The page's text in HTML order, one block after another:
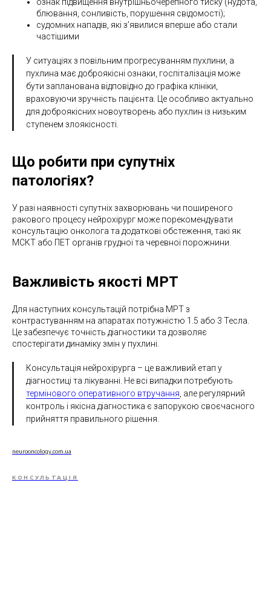
блювання, сонливість, порушення свідомості);
судомних нападів, які з’явилися вперше або стали
частішими
У ситуаціях з повільним прогресуванням пухлини, а
пухлина має доброякісні ознаки, госпіталізація може
бути запланована відповідно до графіка клініки,
враховуючи зручність пацієнта. Це особливо актуально
для доброякісних новоутворень або пухлин із низьким
ступенем злоякісності.
Що робити при супутніх
патологіях?
У разі наявності супутніх захворювань чи поширеного
ракового процесу нейрохірург може порекомендувати
консультацію онколога та додаткові обстеження, такі як
МСКТ або ПЕТ органів грудної та черевної порожнини.
Важливість якості МРТ
Для наступних консультацій потрібна МРТ з
контрастуванням на апаратах потужністю 1.5 або 3 Тесла.
Це забезпечує точність діагностики та дозволяє
спостерігати динаміку змін у пухлині.
Консультація нейрохірурга – це важливий етап у
діагностиці та лікуванні. Не всі випадки потребують
термінового оперативного втручання , але регулярний
контроль і якісна діагностика є запорукою своєчасного
прийняття правильного рішення.
neurooncology.com.ua
КОНСУЛЬТАЦІЯ